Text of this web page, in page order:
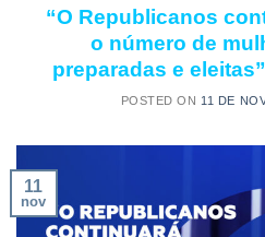
“O Republicanos
o número de
preparadas e
POSTED ON 11 DE
11
nov